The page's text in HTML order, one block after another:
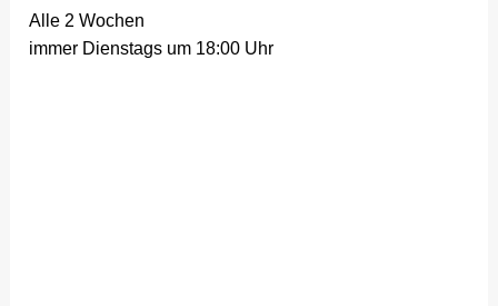
Alle 2 Wochen
immer Dienstags um 18:00 Uhr